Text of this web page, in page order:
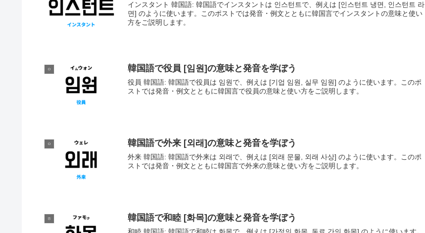
インスタント 韓国語: 韓国語でインスタントは 인스턴트で、例えは [인스턴트 냉면, 인스턴트 라
면] のように使います。このポストでは発音・例文とともに韓国言でインスタントの意味と使い
方をご説明します。
ㅇ 韓国語で役員 [임원]の意味と発音を学ぼう
役員 韓国語: 韓国語で役員は 임원で、例えは [기업 임원, 실무 임원] のように使います。このポ
ストでは発音・例文とともに韓国言で役員の意味と使い方をご説明します。
ㅇ 韓国語で外来 [외래]の意味と発音を学ぼう
外来 韓国語: 韓国語で外来は 외래で、例えは [외래 문물, 외래 사상] のように使います。このポ
ストでは発音・例文とともに韓国言で外来の意味と使い方をご説明します。
ㅎ 韓国語で和睦 [화목]の意味と発音を学ぼう